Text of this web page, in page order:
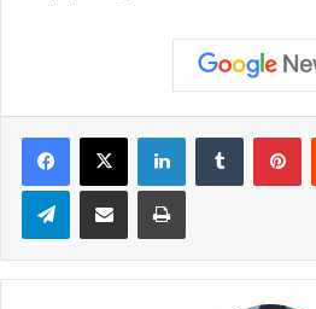
Telegram